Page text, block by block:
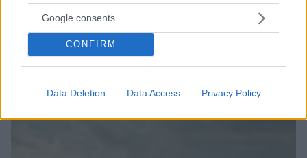
Google consents
CONFIRM
Data Deletion Data Access Privacy Policy
ΔΕΙΤΕ ΟΛΕΣ ΤΙΣ ΕΙΔΗΣΕΙΣ
ΤΑ ΠΙΟ ΔΗΜΟΦΙΛΗ